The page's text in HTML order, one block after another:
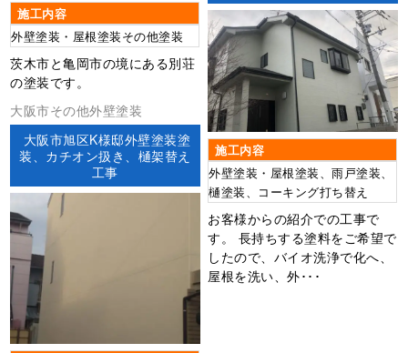
施工内容
外壁塗装・屋根塗装その他塗装
茨木市と亀岡市の境にある別荘
の塗装です。
施工内容
外壁塗装・屋根塗装、雨戸塗装、
樋塗装、コーキング打ち替え
お客様からの紹介での工事で
す。 長持ちする塗料をご希望で
したので、バイオ洗浄で化へ、
屋根を洗い、外･･･
大阪市その他外壁塗装
大阪市旭区K様邸外壁塗装塗
装、カチオン扱き、樋架替え
工事